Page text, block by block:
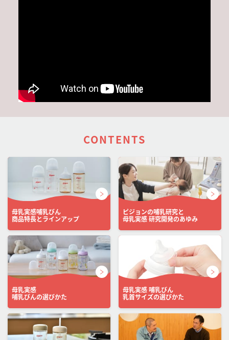
CONTENTS
母乳実感哺乳びん
商品特長とラインアップ
ピジョンの哺乳研究と
母乳実感 研究開発のあゆみ
母乳実感
哺乳びんの選びかた
母乳実感 哺乳びん
乳首サイズの選びかた